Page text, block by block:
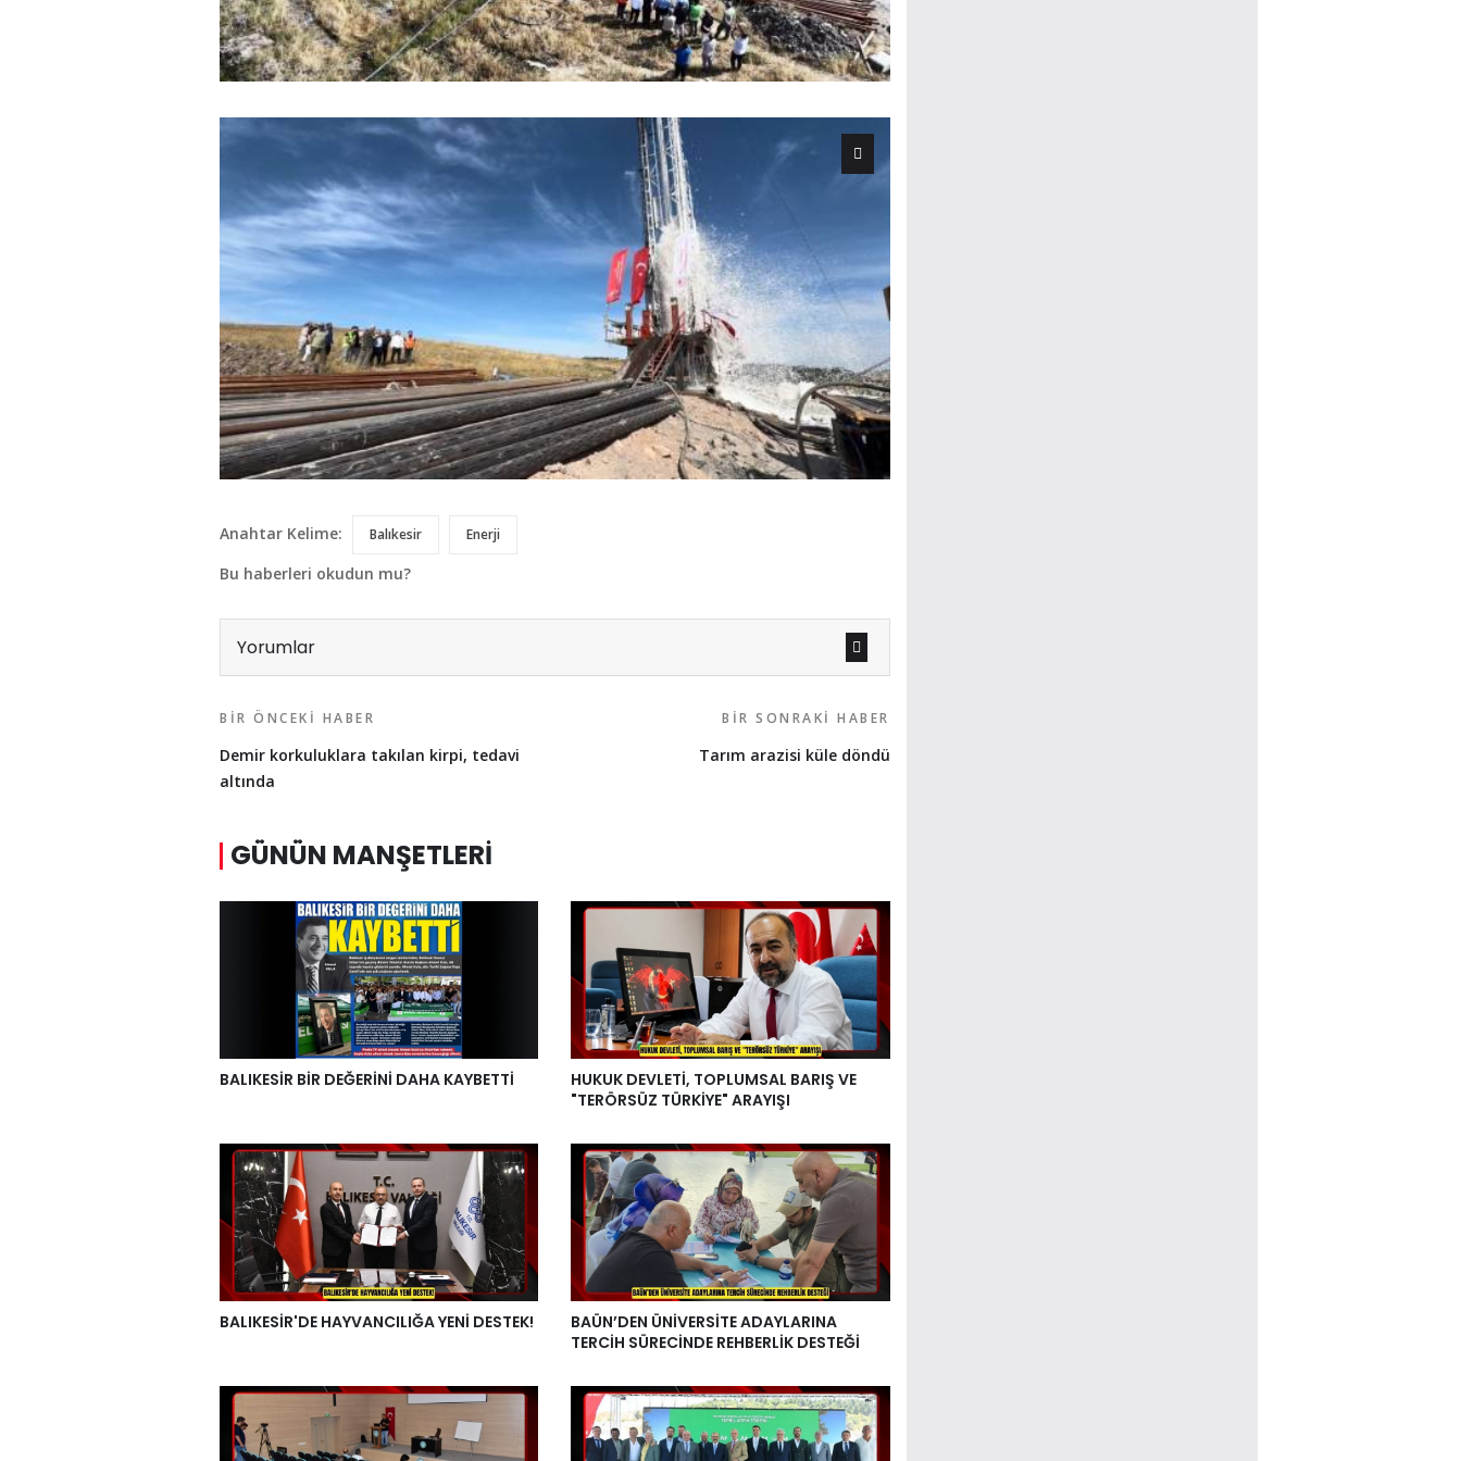
Anahtar Kelime: Balıkesir Enerji
Bu haberleri okudun mu?
Yorumlar
BIR ÖNCEKI HABER
Demir korkuluklara takılan kirpi, tedavi
altında
BIR SONRAKI HABER
Tarım arazisi küle döndü
GÜNÜN MANŞETLERI
BALIKESİR BİR DEĞERİNİ DAHA KAYBETTİ
HUKUK DEVLETİ, TOPLUMSAL BARIŞ VE
"TERÖRSÜZ TÜRKİYE" ARAYIŞI
BALIKESİR'DE HAYVANCILIĞA YENİ DESTEK!
BAÜN’DEN ÜNİVERSİTE ADAYLARINA
TERCİH SÜRECİNDE REHBERLİK DESTEĞİ